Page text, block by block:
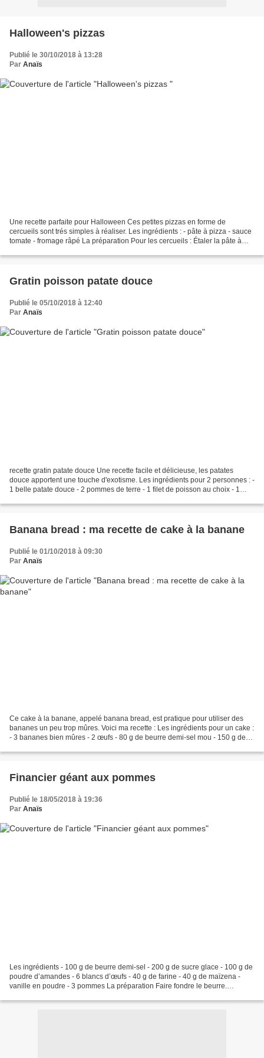
Halloween's pizzas
Publié le 30/10/2018 à 13:28
Par Anaïs
Une recette parfaite pour Halloween Ces petites pizzas en forme de
cercueils sont trés simples à réaliser. Les ingrédients : - pâte à pizza - sauce
tomate - fromage râpé La préparation Pour les cercueils : Étaler la pâte à
Gratin poisson patate douce
Publié le 05/10/2018 à 12:40
Par Anaïs
recette gratin patate douce Une recette facile et délicieuse, les patates
douce apportent une touche d'exotisme. Les ingrédients pour 2 personnes : -
1 belle patate douce - 2 pommes de terre - 1 filet de poisson au choix - 1
Banana bread : ma recette de cake à la banane
Publié le 01/10/2018 à 09:30
Par Anaïs
Ce cake à la banane, appelé banana bread, est pratique pour utiliser des
bananes un peu trop mûres. Voici ma recette : Les ingrédients pour un cake :
- 3 bananes bien mûres - 2 œufs - 80 g de beurre demi-sel mou - 150 g de
Financier géant aux pommes
Publié le 18/05/2018 à 19:36
Par Anaïs
Les ingrédients - 100 g de beurre demi-sel - 200 g de sucre glace - 100 g de
poudre d’amandes - 6 blancs d’œufs - 40 g de farine - 40 g de maïzena -
vanille en poudre - 3 pommes La préparation Faire fondre le beurre.